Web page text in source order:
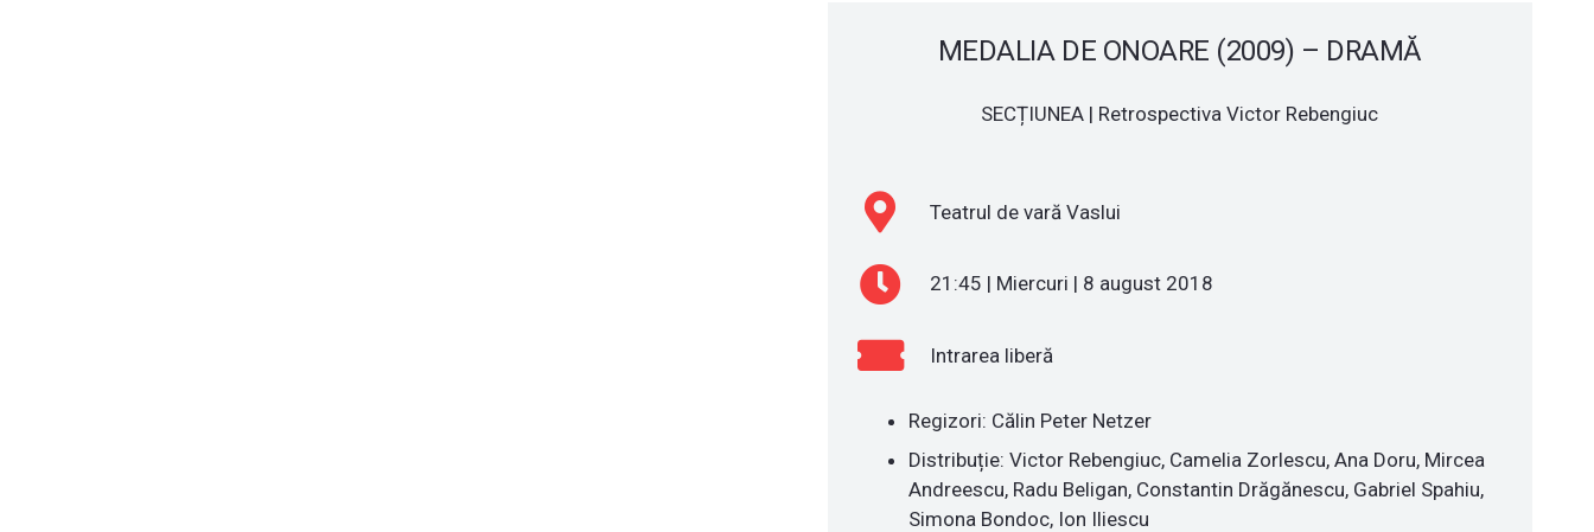
MEDALIA DE ONOARE (2009) – DRAMĂ
SECȚIUNEA | Retrospectiva Victor Rebengiuc
Teatrul de vară Vaslui
21:45 | Miercuri | 8 august 2018
Intrarea liberă
Regizori: Călin Peter Netzer
Distribuție: Victor Rebengiuc, Camelia Zorlescu, Ana Doru, Mircea
Andreescu, Radu Beligan, Constantin Drăgănescu, Gabriel Spahiu,
Simona Bondoc, Ion Iliescu